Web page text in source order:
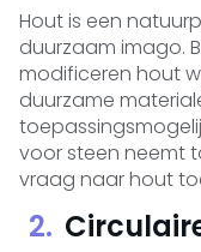
Hout is een
duurzaam imago.
modificeren hout
duurzame
voor steen neemt
vraag naar hout